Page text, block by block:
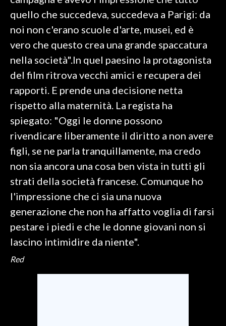
#CARAUNIONE
3 MINUTI CON
INSULARITÀ
INFO AZIENDE
ABBONATI
ANNUNCI
NECROLOGI
PUBBLICITÀ
SPIAGGE
STORE
quello che succedeva, succedeva a Parigi: da
noi non c'erano scuole d'arte, musei, ed è
vero che questo crea una grande spaccatura
nella società".In quel paesino la protagonista
del film ritrova vecchi amici e recupera dei
rapporti. E prende una decisione netta
rispetto alla maternità. La regista ha
spiegato: "Oggi le donne possono
rivendicare liberamente il diritto a non avere
figli, se ne parla tranquillamente, ma credo
non sia ancora una cosa ben vista in tutti gli
strati della società francese. Comunque ho
l'impressione che ci sia una nuova
generazione che non ha affatto voglia di farsi
pestare i piedi e che le donne giovani non si
lascino intimidire da niente".
Red